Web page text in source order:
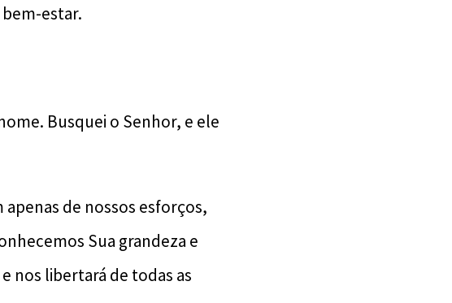
estar.
Busquei o Senhor, e ele
de nossos esforços,
Sua grandeza e
nos libertará de todas as